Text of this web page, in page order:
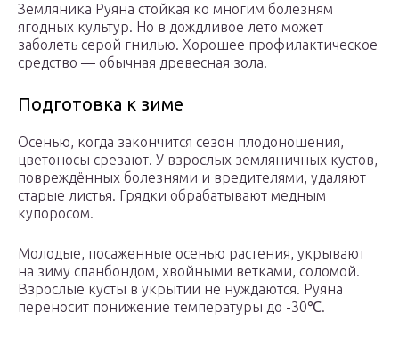
Земляника Руяна стойкая ко многим болезням
ягодных культур. Но в дождливое лето может
заболеть серой гнилью. Хорошее профилактическое
средство — обычная древесная зола.
Подготовка к зиме
Осенью, когда закончится сезон плодоношения,
цветоносы срезают. У взрослых земляничных кустов,
повреждённых болезнями и вредителями, удаляют
старые листья. Грядки обрабатывают медным
купоросом.
Молодые, посаженные осенью растения, укрывают
на зиму спанбондом, хвойными ветками, соломой.
Взрослые кусты в укрытии не нуждаются. Руяна
переносит понижение температуры до -30℃.